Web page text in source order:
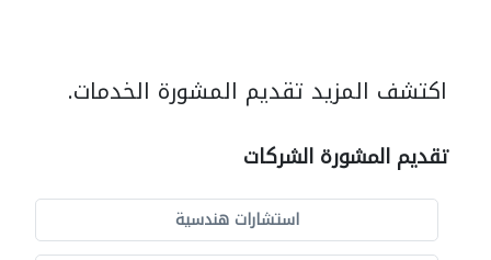
اكتشف المزيد تقديم المشورة الخدمات.
تقديم المشورة الشركات
استشارات هندسية